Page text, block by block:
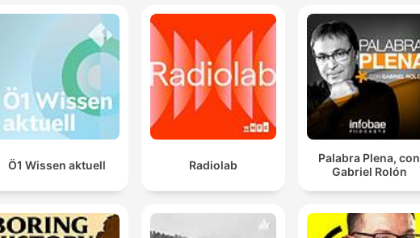
Ö1 Wissen aktuell Radiolab
Palabra Plena, con
Gabriel Rolón